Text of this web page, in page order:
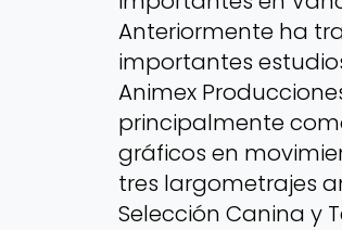
Anteriormente ha
importantes
Animex
principalmente
gráficos en
tres largometrajes
Selección Canina y